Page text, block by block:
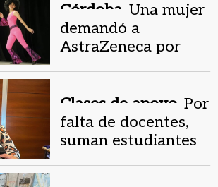
Córdoba. Una mujer
demandó a
AstraZeneca por
superior al 75%
Clases de apoyo. Por
falta de docentes,
suman estudiantes